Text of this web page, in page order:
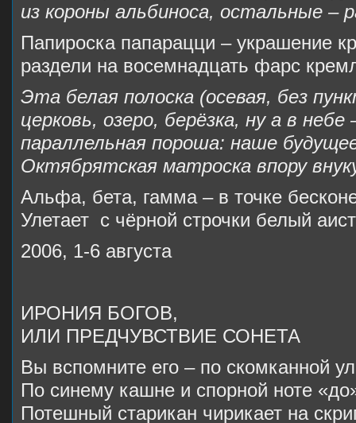
из короны альбиноса, остальные –
Папироска папарацци – украшение
раздели на восемнадцать фарс
Эта белая полоска (осевая, без
церковь, озеро, берёзка, ну а в небе
параллельная пороша: наше
Октябрятская матроска впору
Альфа, бета, гамма – в точке
Улетает с чёрной строчки белый
2006, 1-6 августа
ИРОНИЯ БОГОВ,
ИЛИ ПРЕДЧУВСТВИЕ СОНЕТА
Вы вспомните его – по скомканной
По синему кашне и спорной ноте
Потешный старикан чирикает на